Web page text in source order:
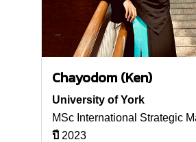
Chayodom (Ken)
University of York
MSc International Strategic
ปี 2023